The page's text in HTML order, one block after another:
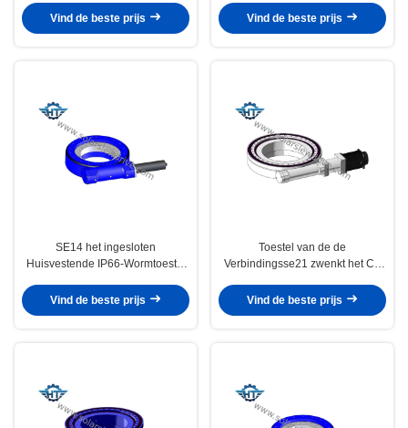
As en Dubbele As Zonnedrijvers
Vind de beste prijs
voor Overgeheld en Schuin
Vind de beste prijs
SE14 het ingesloten
Huisvestende IP66-Wormtoestel
Motoren van 24V gelijkstroom
voor Dubbele As Zonnedrijvers
Vind de beste prijs
Toestel van de de
Verbindingsse21 zwenkt het Ce
skeletolie Aandrijving voor
Zonnedrijvers en Havenkranen
Vind de beste prijs